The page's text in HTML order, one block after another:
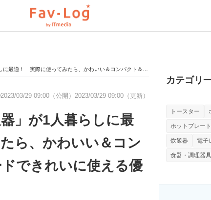
スマホと通信の最新トレンド 進化するPCとデバイスの未来
企業ITのトレンドを詳説 経営リーダーのコミュニティ
IT製品の技術・比較・事例 製造業のIT導入・活用を支援
てみたら、かわいい＆コンパクト＆クリーンモードできれいに使える優秀製品でした
2023/03/29 09:00（公開） 2023/03/29 09:00（更新）
」が1人暮らしに最
ら、かわいい＆コン
できれいに使える優
カテゴリ
トースター
ホットプレー
炊飯器 電子
食器・調理器具